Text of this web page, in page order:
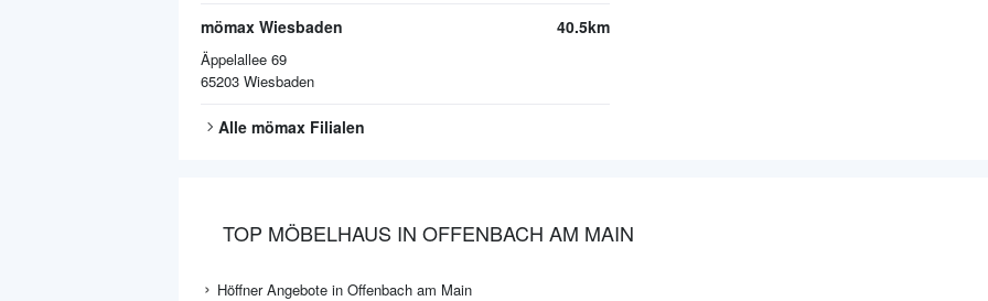
mömax Wiesbaden
Äppelallee 69
65203 Wiesbaden
40.5km
Alle mömax Filialen
TOP MÖBELHAUS IN OFFENBACH AM MAIN
Höffner Angebote in Offenbach am Main